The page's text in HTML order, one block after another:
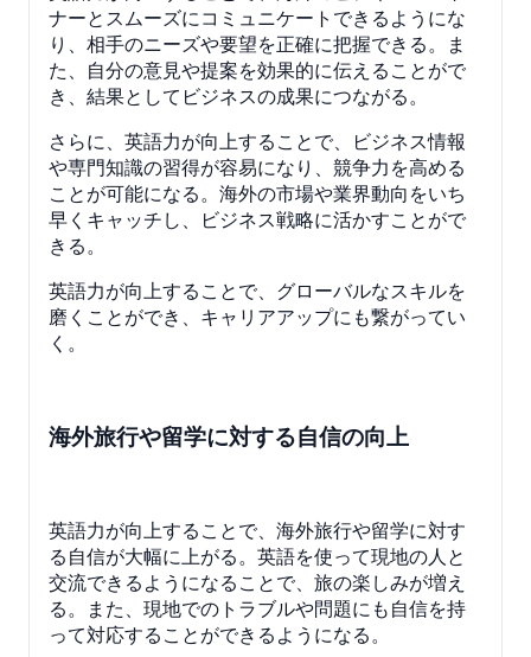
ナーとスムーズにコミュニケートできるようにな
り、相手のニーズや要望を正確に把握できる。ま
た、自分の意見や提案を効果的に伝えることがで
き、結果としてビジネスの成果につながる。
さらに、英語力が向上することで、ビジネス情報
や専門知識の習得が容易になり、競争力を高める
ことが可能になる。海外の市場や業界動向をいち
早くキャッチし、ビジネス戦略に活かすことがで
きる。
英語力が向上することで、グローバルなスキルを
磨くことができ、キャリアアップにも繋がってい
く。
海外旅行や留学に対する自信の向上
英語力が向上することで、海外旅行や留学に対す
る自信が大幅に上がる。英語を使って現地の人と
交流できるようになることで、旅の楽しみが増え
る。また、現地でのトラブルや問題にも自信を持
って対応することができるようになる。